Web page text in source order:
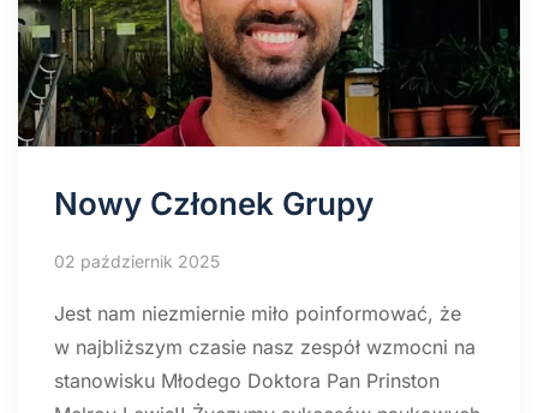
Nowy Członek Grupy
02 październik 2025
Jest nam niezmiernie miło poinformować, że
w najbliższym czasie nasz zespół wzmocni na
stanowisku Młodego Doktora Pan Prinston